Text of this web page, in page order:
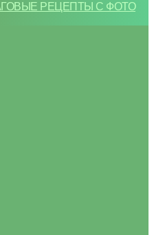
РЕЦЕПТЫ С ФОТО